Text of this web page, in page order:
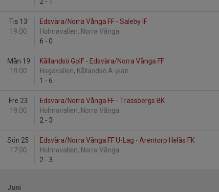
Tis 13
19:00
Edsvära/Norra Vånga FF - Saleby IF
Holmavallen, Norra Vånga
6 - 0
Mån 19
19:00
Kållandsö GoIF - Edsvära/Norra Vånga FF
Hagavallen, Kållandsö A-plan
1 - 6
Fre 23
19:00
Edsvära/Norra Vånga FF - Trässbergs BK
Holmavallen, Norra Vånga
2 - 3
Sön 25
17:00
Edsvära/Norra Vånga FF U-Lag - Arentorp Helås FK
Holmavallen, Norra Vånga
2 - 3
Juni